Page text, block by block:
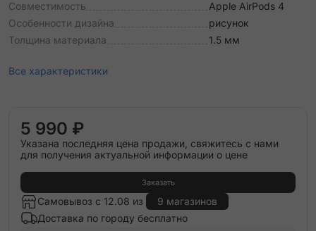
Совместимость
Apple AirPods 4
Особенности дизайна
рисунок
Толщина материала
1.5 мм
Все характеристики
5 990 ₽
Указана последняя цена продажи, свяжитесь с нами
для получения актуальной информации о цене
Заказать
Самовывоз с 12.08 из
9 магазинов
Доставка по городу бесплатно